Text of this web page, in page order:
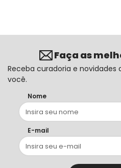
Faça as
Receba curadoria e
você.
Nome
E-mail